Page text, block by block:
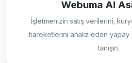
Webuma AI
İşletmenizin satış verilerini,
hareketlerini analiz eden yapay
tanışın.